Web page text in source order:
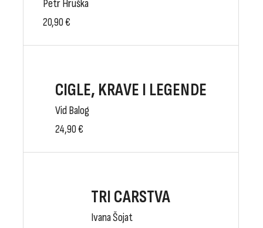
Petr Hruška
20,90€
CIGLE, KRAVE I LEGENDE
Vid Balog
24,90€
TRI CARSTVA
Ivana Šojat